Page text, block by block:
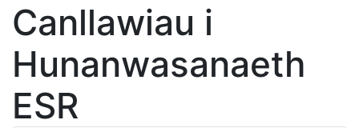
Canllawiau i
Hunanwasanaeth
ESR